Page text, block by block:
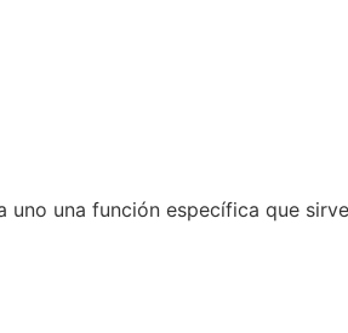
una función específica que